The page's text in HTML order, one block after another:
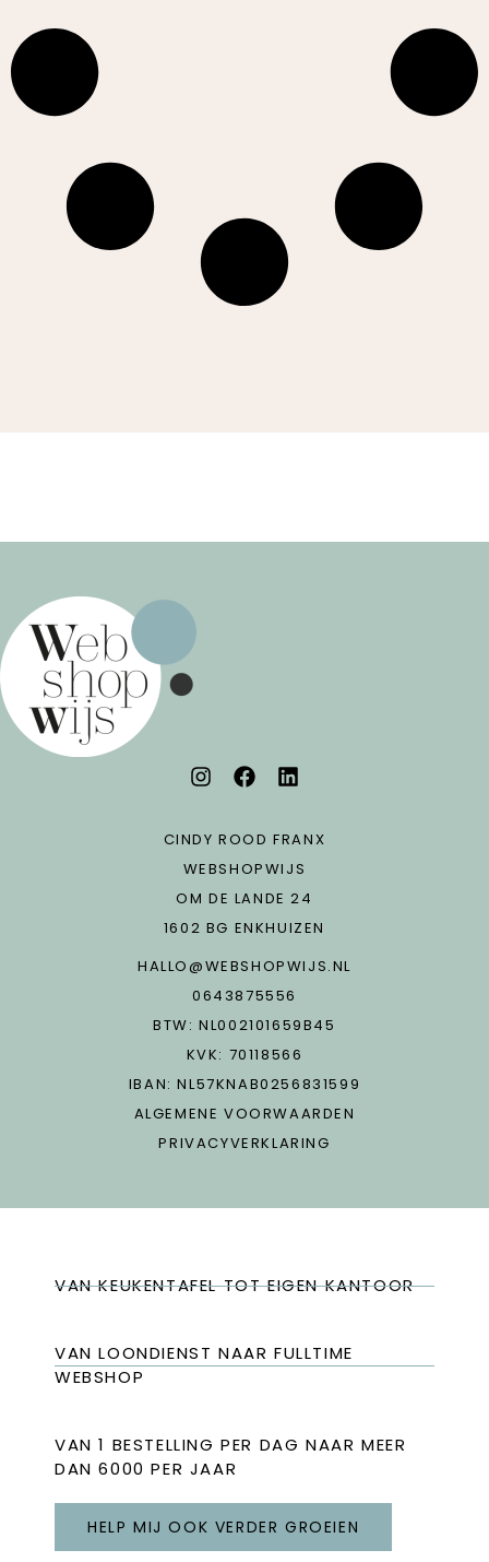
CINDY ROOD FRANX
WEBSHOPWIJS
OM DE LANDE 24
1602 BG ENKHUIZEN
HALLO@WEBSHOPWIJS.NL
0643875556
BTW: NL002101659B45
KVK: 70118566
IBAN: NL57KNAB0256831599
ALGEMENE VOORWAARDEN
PRIVACYVERKLARING
VAN KEUKENTAFEL TOT EIGEN KANTOOR
VAN LOONDIENST NAAR FULLTIME
WEBSHOP
VAN 1 BESTELLING PER DAG NAAR MEER
DAN 6000 PER JAAR
HELP MIJ OOK VERDER GROEIEN